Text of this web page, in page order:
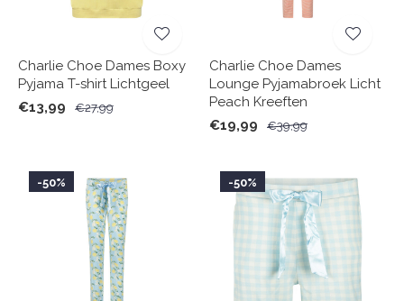
Charlie Choe Dames Boxy
Pyjama T-shirt Lichtgeel
€13,99
€27,99
Charlie Choe Dames
Lounge Pyjamabroek Licht
Peach Kreeften
€19,99
€39,99
-50% -50%